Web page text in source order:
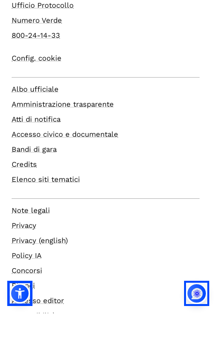
Ufficio Protocollo
Numero Verde
800-24-14-33
Config. cookie
Albo ufficiale
Amministrazione trasparente
Atti di notifica
Accesso civico e documentale
Bandi di gara
Credits
Elenco siti tematici
Note legali
Privacy
Privacy (english)
Policy IA
Concorsi
Bilanci
Accesso editor
Accessibilità